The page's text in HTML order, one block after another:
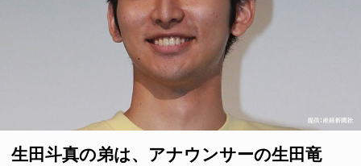
生田斗真の弟は、アナウンサーの生田竜